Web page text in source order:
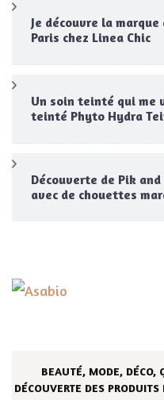
Je découvre la
Paris chez Linea Chic
Un soin teinté qui me
teinté Phyto Hydra
Découverte de Pik
avec de chouettes
BEAUTÉ, MODE, DÉCO,
DÉCOUVERTE DES